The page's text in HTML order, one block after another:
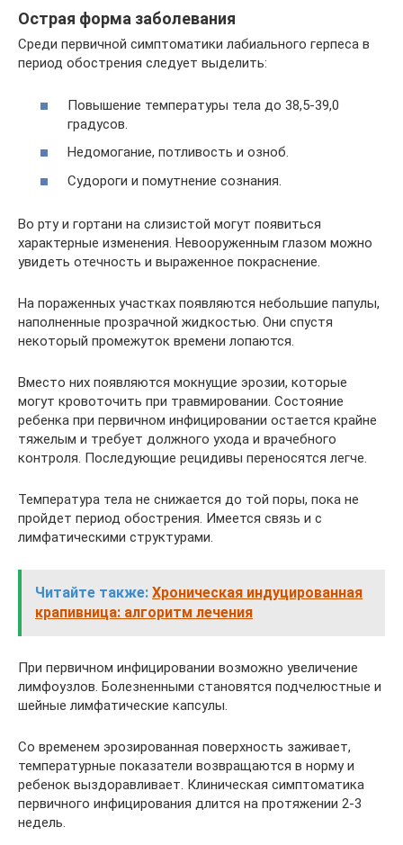
Острая форма заболевания
Среди первичной симптоматики лабиального герпеса в
период обострения следует выделить:
Повышение температуры тела до 38,5-39,0
градусов.
Недомогание, потливость и озноб.
Судороги и помутнение сознания.
Во рту и гортани на слизистой могут появиться
характерные изменения. Невооруженным глазом можно
увидеть отечность и выраженное покраснение.
На пораженных участках появляются небольшие папулы,
наполненные прозрачной жидкостью. Они спустя
некоторый промежуток времени лопаются.
Вместо них появляются мокнущие эрозии, которые
могут кровоточить при травмировании. Состояние
ребенка при первичном инфицировании остается крайне
тяжелым и требует должного ухода и врачебного
контроля. Последующие рецидивы переносятся легче.
Температура тела не снижается до той поры, пока не
пройдет период обострения. Имеется связь и с
лимфатическими структурами.
Читайте также: Хроническая индуцированная
крапивница: алгоритм лечения
При первичном инфицировании возможно увеличение
лимфоузлов. Болезненными становятся подчелюстные и
шейные лимфатические капсулы.
Со временем эрозированная поверхность заживает,
температурные показатели возвращаются в норму и
ребенок выздоравливает. Клиническая симптоматика
первичного инфицирования длится на протяжении 2-3
недель.